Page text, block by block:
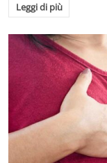
Leggi di più